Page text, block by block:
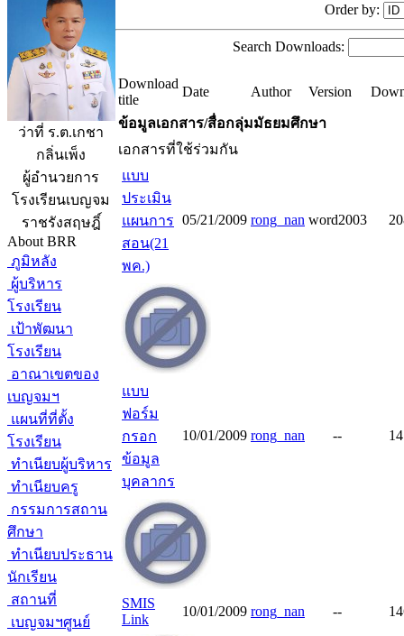
ว่าที่ ร.ต.เกชา
กลิ่นเพ็ง
ผู้อำนวยการ
โรงเรียนเบญจม
ราชรังสฤษฎิ์
About BRR
ภูมิหลัง
ผู้บริหาร
โรงเรียน
เป้าพัฒนา
โรงเรียน
อาณาเขตของ
เบญจมฯ
แผนที่ที่ตั้ง
โรงเรียน
ทำเนียบผู้บริหาร
ทำเนียบครู
กรรมการสถาน
ศึกษา
ทำเนียบประธาน
นักเรียน
สถานที่
เบญจมฯศูนย์
Order by:
Search Downloads:
Download
title
Date Author Version
ข้อมูลเอกสาร/สื่อกลุ่มมัธยมศึกษา
เอกสารที่ใช้ร่วมกัน
แบบ
ประเมิน
แผนการ
สอน(21
พค.)
05/21/2009 rong_nan word2003
แบบ
ฟอร์ม
กรอก
ข้อมูล
บุคลากร
10/01/2009 rong_nan --
SMIS
Link
10/01/2009 rong_nan --